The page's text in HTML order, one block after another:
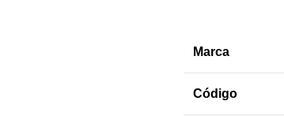
Marca
Código